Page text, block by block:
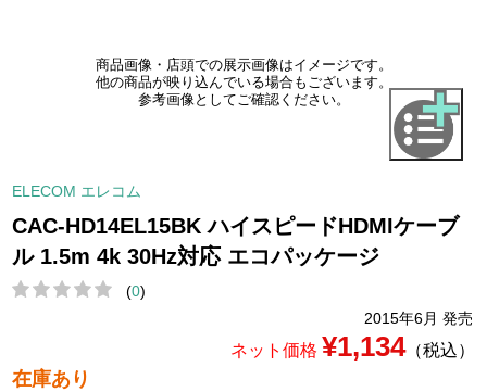
商品画像・店頭での展示画像はイメージです。
他の商品が映り込んでいる場合もございます。
参考画像としてご確認ください。
ELECOM エレコム
CAC-HD14EL15BK ハイスピードHDMIケーブ
ル 1.5m 4k 30Hz対応 エコパッケージ
(0)
2015年6月 発売
ネット価格 ¥1,134（税込）
在庫あり